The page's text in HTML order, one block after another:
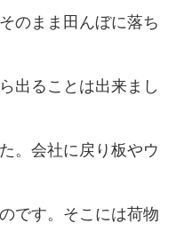
のまま田んぼに落ち
出ることは出来まし
。会社に戻り板やウ
です。そこには荷物